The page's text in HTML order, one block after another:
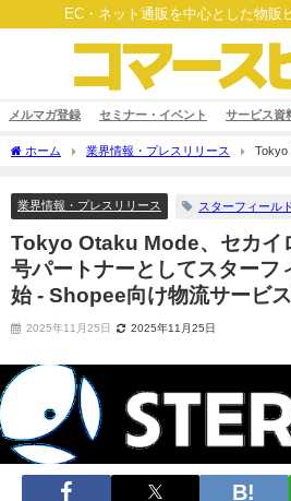
EC・ネット通販を中心とした物販
メルマガ登録 セミナー・イベント サービス資
ホーム 業界情報・プレスリリース
Tokyo
業界情報・プレスリリース
スターフィール
Tokyo Otaku Mode、セカイ
号パートナーとしてスターフ
始 - Shopee向け物流サービ
2025年11月25日 2025年11月25日